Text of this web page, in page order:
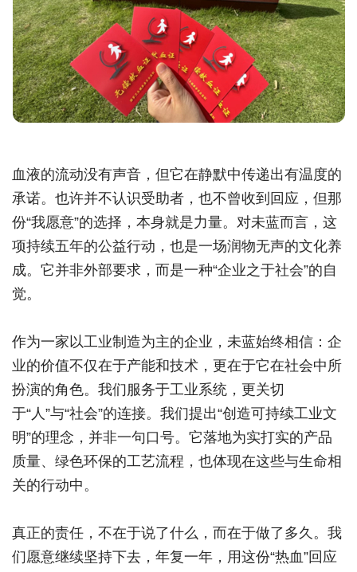
血液的流动没有声音，但它在静默中传递出有温度的
承诺。也许并不认识受助者，也不曾收到回应，但那
份“我愿意”的选择，本身就是力量。对未蓝而言，这
项持续五年的公益行动，也是一场润物无声的文化养
成。它并非外部要求，而是一种“企业之于社会”的自
觉。
作为一家以工业制造为主的企业，未蓝始终相信：企
业的价值不仅在于产能和技术，更在于它在社会中所
扮演的角色。我们服务于工业系统，更关切
于“人”与“社会”的连接。我们提出“创造可持续工业文
明”的理念，并非一句口号。它落地为实打实的产品
质量、绿色环保的工艺流程，也体现在这些与生命相
关的行动中。
真正的责任，不在于说了什么，而在于做了多久。我
们愿意继续坚持下去，年复一年，用这份“热血”回应